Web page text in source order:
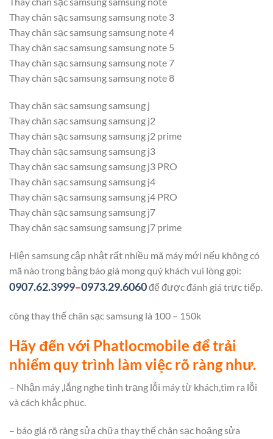
Thay chân sạc samsung samsung note 3
Thay chân sạc samsung samsung note 4
Thay chân sạc samsung samsung note 5
Thay chân sạc samsung samsung note 7
Thay chân sạc samsung samsung note 8
Thay chân sạc samsung samsung j
Thay chân sạc samsung samsung j2
Thay chân sạc samsung samsung j2 prime
Thay chân sạc samsung samsung j3
Thay chân sạc samsung samsung j3 PRO
Thay chân sạc samsung samsung j4
Thay chân sạc samsung samsung j4 PRO
Thay chân sạc samsung samsung j7
Thay chân sạc samsung samsung j7 prime
Hiện samsung cập nhật rất nhiều mã máy mới nếu không có
mã nào trong bảng báo giá mong quý khách vui lòng gọi:
0907.62.3999–0973.29.6060để được đánh giá trực tiếp.
công thay thế chân sạc samsung là 100 – 150k
Hãy đến với Phatlocmobile để trải
nhiểm quy trình làm việc rõ ràng như.
– Nhận máy ,lắng nghe tình trạng lỗi máy từ khách,tìm ra lỗi
và cách khắc phục.
– báo giá rõ ràng sửa chữa thay thế chân sạc hoặng sửa